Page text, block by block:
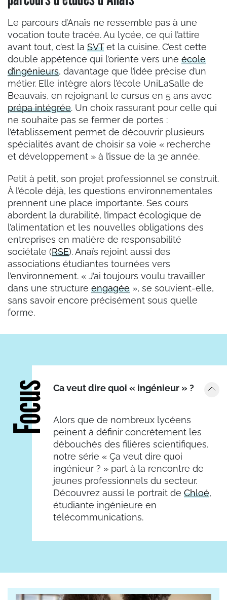
Le parcours d’Anaïs ne ressemble pas à une
vocation toute tracée. Au lycée, ce qui l’attire
avant tout, c’est la SVTet la cuisine. C’est cette
double appétence qui l’oriente vers une école
d’ingénieurs, davantage que l’idée précise d’un
métier. Elle intègre alors l’école UniLaSalle de
Beauvais, en rejoignant le cursus en 5 ans avec
prépa intégrée. Un choix rassurant pour celle qui
ne souhaite pas se fermer de portes :
l’établissement permet de découvrir plusieurs
spécialités avant de choisir sa voie « recherche
et développement » à l’issue de la 3e année.
Petit à petit, son projet professionnel se construit.
À l’école déjà, les questions environnementales
prennent une place importante. Ses cours
abordent la durabilité, l’impact écologique de
l’alimentation et les nouvelles obligations des
entreprises en matière de responsabilité
sociétale (RSE). Anaïs rejoint aussi des
associations étudiantes tournées vers
l’environnement. « J’ai toujours voulu travailler
dans une structure engagée », se souvient-elle,
sans savoir encore précisément sous quelle
forme.
Focus Ca veut dire quoi « ingénieur » ?
Alors que de nombreux lycéens
peinent à définir concrètement les
débouchés des filières scientifiques,
notre série « Ça veut dire quoi
ingénieur ? » part à la rencontre de
jeunes professionnels du secteur.
Découvrez aussi le portrait de Chloé,
étudiante ingénieure en
télécommunications.